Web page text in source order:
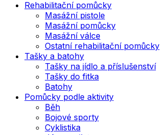
Rehabilitační pomůcky
Masážní pistole
Masážní pomůcky
Masážní válce
Ostatní rehabilitační pomůcky
Tašky a batohy
Tašky na jídlo a příslušenství
Tašky do fitka
Batohy
Pomůcky podle aktivity
Běh
Bojové sporty
Cyklistika